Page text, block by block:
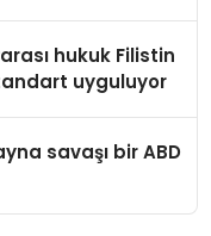
hukuk Filistin
uyguluyor
savaşı bir ABD